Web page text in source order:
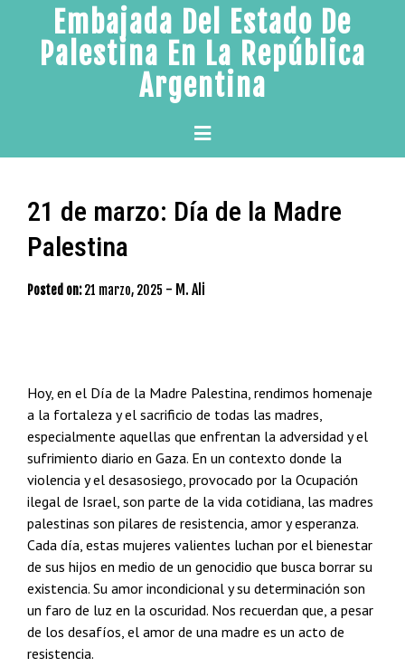
content
Embajada Del Estado De
Palestina En La República
Argentina
Primary
Menu
21 de marzo: Día de la Madre
Palestina
Posted on: 21 marzo, 2025 - M. Ali
Hoy, en el Día de la Madre Palestina, rendimos homenaje
a la fortaleza y el sacrificio de todas las madres,
especialmente aquellas que enfrentan la adversidad y el
sufrimiento diario en Gaza. En un contexto donde la
violencia y el desasosiego, provocado por la Ocupación
ilegal de Israel, son parte de la vida cotidiana, las madres
palestinas son pilares de resistencia, amor y esperanza.
Cada día, estas mujeres valientes luchan por el bienestar
de sus hijos en medio de un genocidio que busca borrar su
existencia. Su amor incondicional y su determinación son
un faro de luz en la oscuridad. Nos recuerdan que, a pesar
de los desafíos, el amor de una madre es un acto de
resistencia.